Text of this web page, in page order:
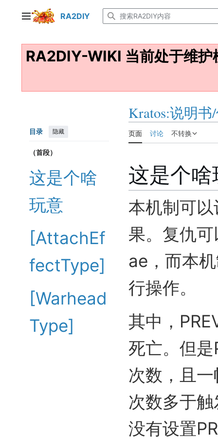
主菜单 RA2DIY
RA2DIY-WIKI 当前处于维护
目录 隐藏
（首段）
这是个啥
玩意
[AttachEf
fectType]
[Warhead
Type]
Kratos:说明
页面 讨论 不转换
这是个
本机制可
果。复仇
ae，而本
行操作。
其中，
死亡。但
次数，且
次数多于
没有设置